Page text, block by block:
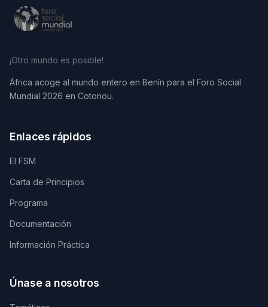
¡Otro mundo es posible!
África acoge al mundo entero en Benín para el Foro Social
Mundial 2026 en Cotonou.
Enlaces rápidos
El FSM
Carta de Principios
Programa
Documentación
Información Práctica
Únase a nosotros